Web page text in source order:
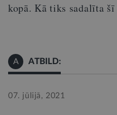
kopā. Kā tiks sadalīta šī
A ATBILD:
07. jūlijā, 2021